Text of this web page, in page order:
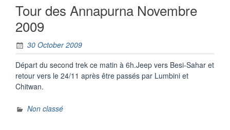
Tour des Annapurna Novembre
2009
30 October 2009
Départ du second trek ce matin à 6h.Jeep vers Besi-Sahar et
retour vers le 24/11 après être passés par Lumbini et
Chitwan.
Non classé